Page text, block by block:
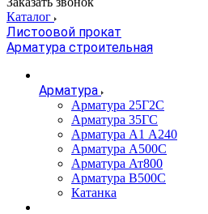
Каталог
Листоовой прокат
Арматура строительная
Арматура
Арматура 25Г2С
Арматура 35ГС
Арматура А1 А240
Арматура А500С
Арматура Ат800
Арматура В500С
Катанка